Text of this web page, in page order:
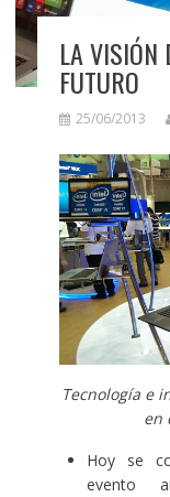
LA VISIÓN
FUTURO
25/06/2013
Tecnología e
en
Hoy se
evento